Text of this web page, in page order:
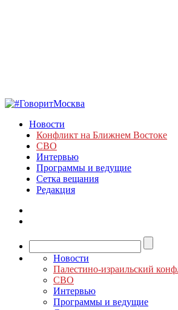
Новости
Конфликт на Ближнем Востоке
СВО
Интервью
Программы и ведущие
Сетка вещания
Редакция
Новости
Палестино-израильский
СВО
Интервью
Программы и ведущие